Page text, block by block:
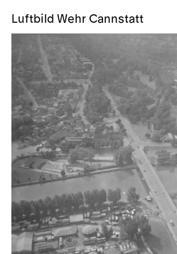
Luftbild Wehr Cannstatt